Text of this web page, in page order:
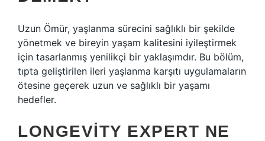
Uzun Ömür, yaşlanma sürecini sağlıklı bir şekilde
yönetmek ve bireyin yaşam kalitesini iyileştirmek
için tasarlanmış yenilikçi bir yaklaşımdır. Bu bölüm,
tıpta geliştirilen ileri yaşlanma karşıtı uygulamaların
ötesine geçerek uzun ve sağlıklı bir yaşamı
hedefler.
LONGEVITY EXPERT NE